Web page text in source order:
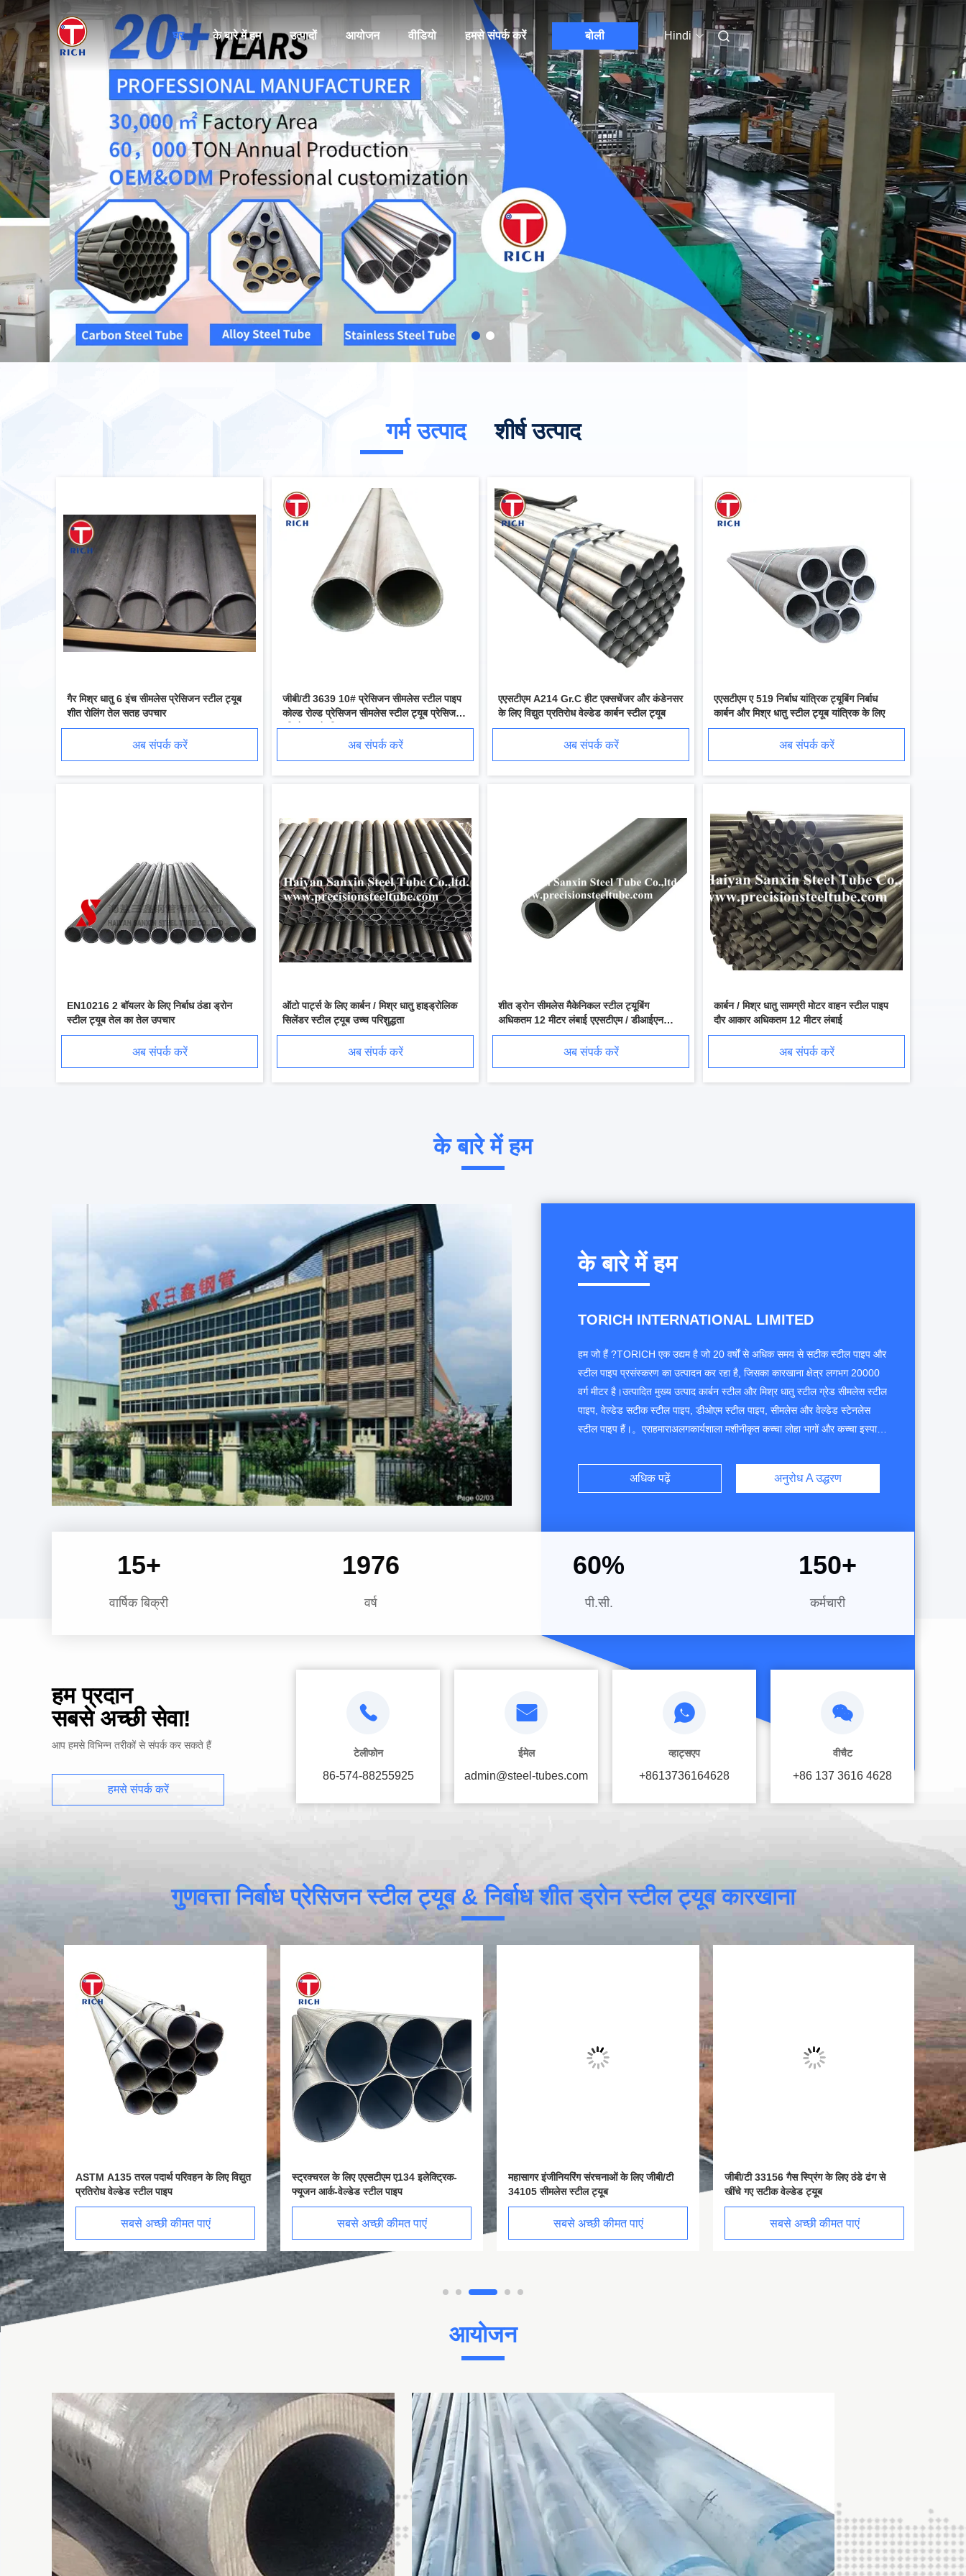
घर के बारे में हम उत्पादों आयोजन वीडियो हमसे संपर्क करें बोली Hindi
गर्म उत्पाद शीर्ष उत्पाद
गैर मिश्र धातु 6 इंच सीमलेस प्रेसिजन स्टील ट्यूब
शीत रोलिंग तेल सतह उपचार
अब संपर्क करें
जीबी/टी 3639 10# प्रेसिजन सीमलेस स्टील पाइप
कोल्ड रोल्ड प्रेसिजन सीमलेस स्टील ट्यूब प्रेसिजन
एप्लिकेशन के लिए
अब संपर्क करें
एएसटीएम A214 Gr.C हीट एक्सचेंजर और कंडेनसर
के लिए विद्युत प्रतिरोध वेल्डेड कार्बन स्टील ट्यूब
अब संपर्क करें
एएसटीएम ए 519 निर्बाध यांत्रिक ट्यूबिंग निर्बाध
कार्बन और मिश्र धातु स्टील ट्यूब यांत्रिक के लिए
अब संपर्क करें
EN10216 2 बॉयलर के लिए निर्बाध ठंडा ड्रोन
स्टील ट्यूब तेल का तेल उपचार
अब संपर्क करें
ऑटो पार्ट्स के लिए कार्बन / मिश्र धातु हाइड्रोलिक
सिलेंडर स्टील ट्यूब उच्च परिशुद्धता
अब संपर्क करें
शीत ड्रोन सीमलेस मैकेनिकल स्टील ट्यूबिंग
अधिकतम 12 मीटर लंबाई एएसटीएम / डीआईएन
मानक
अब संपर्क करें
कार्बन / मिश्र धातु सामग्री मोटर वाहन स्टील पाइप
दौर आकार अधिकतम 12 मीटर लंबाई
अब संपर्क करें
के बारे में हम
के बारे में हम
TORICH INTERNATIONAL LIMITED
हम जो हैं ?TORICH एक उद्यम है जो 20 वर्षों से अधिक समय से सटीक स्टील पाइप और
स्टील पाइप प्रसंस्करण का उत्पादन कर रहा है, जिसका कारखाना क्षेत्र लगभग 20000
वर्ग मीटर है।उत्पादित मुख्य उत्पाद कार्बन स्टील और मिश्र धातु स्टील ग्रेड सीमलेस स्टील
पाइप, वेल्डेड सटीक स्टील पाइप, डीओएम स्टील पाइप, सीमलेस और वेल्डेड स्टेनलेस
स्टील पाइप हैं।。एराहमाराअलगकार्यशाला मशीनीकृत कच्चा लोहा भागों और कच्चा इस्पात
करती है।हमारी ताकत एक ...
अधिक पढ़ें अनुरोध A उद्धरण
15+
वार्षिक बिक्री
1997
वर्ष
60%
पी.सी.
150+
कर्मचारी
हम प्रदान
सबसे अच्छी सेवा!
आप हमसे विभिन्न तरीकों से संपर्क कर सकते हैं
हमसे संपर्क करें
टेलीफोन
86-574-88255925
ईमेल
admin@steel-tubes.com
व्हाट्सएप
+8613736164628
वीचैट
+86 137 3616 4628
गुणवत्ता निर्बाध प्रेसिजन स्टील ट्यूब & निर्बाध शीत ड्रोन स्टील ट्यूब कारखाना
ASTM A135 तरल पदार्थ परिवहन के लिए विद्युत
प्रतिरोध वेल्डेड स्टील पाइप
सबसे अच्छी कीमत पाएं
स्ट्रक्चरल के लिए एएसटीएम ए134 इलेक्ट्रिक-
फ्यूजन आर्क-वेल्डेड स्टील पाइप
सबसे अच्छी कीमत पाएं
महासागर इंजीनियरिंग संरचनाओं के लिए जीबी/टी
34105 सीमलेस स्टील ट्यूब
सबसे अच्छी कीमत पाएं
जीबी/टी 33156 गैस स्प्रिंग के लिए ठंडे ढंग से
खींचे गए सटीक वेल्डेड ट्यूब
सबसे अच्छी कीमत पाएं
आयोजन